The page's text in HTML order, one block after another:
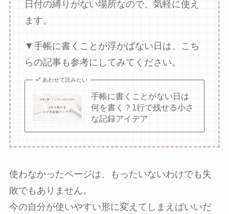
日付の縛りがない場所なので、気軽に使え
ます。
▼手帳に書くことが浮かばない日は、こち
らの記事も参考にしてみてください。
あわせて読みたい
手帳に書くことがない日は
何を書く？1行で残せる小さ
な記録アイデア
使わなかったページは、もったいないわけでも失
敗でもありません。
今の自分が使いやすい形に変えてしまえばいいだ